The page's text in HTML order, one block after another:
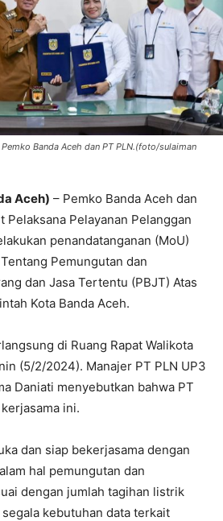
Banda Aceh dan PT PLN.(foto/sulaiman
Aceh) – Pemko Banda Aceh dan
Pelaksana Pelayanan Pelanggan
penandatanganan (MoU)
Pemungutan dan
dan Jasa Tertentu (PBJT) Atas
Kota Banda Aceh.
di Ruang Rapat Walikota
(5/2/2024). Manajer PT PLN UP3
Daniati menyebutkan bahwa PT
ini.
dan siap bekerjasama dengan
hal pemungutan dan
dengan jumlah tagihan listrik
kebutuhan data terkait